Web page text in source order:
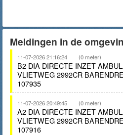
Meldingen in de
11-07-2026 21:16:24 (0 meter)
B2 DIA DIRECTE INZET
VLIETWEG 2992CR
107935
11-07-2026 20:49:45 (0 meter)
A2 DIA DIRECTE INZET
VLIETWEG 2992CR
107916